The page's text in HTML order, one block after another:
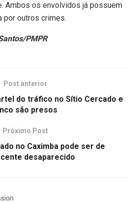
Ambos os envolvidos já possuem
por outros crimes.
PMPR
Post anterior
do tráfico no Sítio Cercado e
são presos
Próximo Post
no Caximba pode ser de
desaparecido